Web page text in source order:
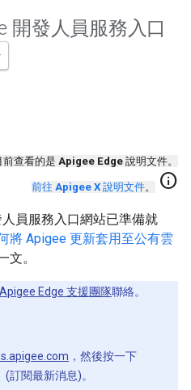
開發人員服務入口
前查看的是 Apigee Edge 說明文件。
前往 Apigee X 說明文件。 info
員服務入口網站已準備就
將 Apigee 更新套用至公有雲
文。
Apigee Edge 支援團隊聯絡。
，然後按一下
(訂閱最新消息)。